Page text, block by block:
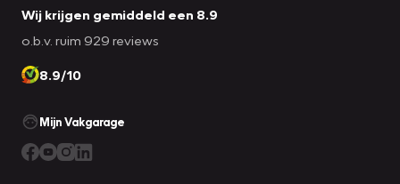
Wij krijgen gemiddeld een 8.9
o.b.v. ruim 929 reviews
8.9/10
Mijn Vakgarage